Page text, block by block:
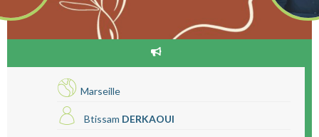
Marseille
Btissam DERKAOUI